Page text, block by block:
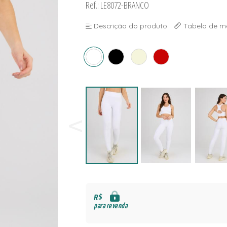
Ref.: LE8072-BRANCO
Descrição do produto Tabela de
R$
para revenda